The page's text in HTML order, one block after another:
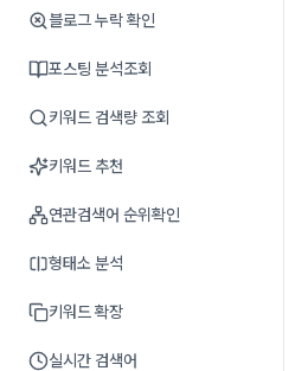
블로그 누락 확인
포스팅 분석조회
키워드 검색량 조회
키워드 추천
연관검색어 순위확인
형태소 분석
키워드 확장
실시간 검색어